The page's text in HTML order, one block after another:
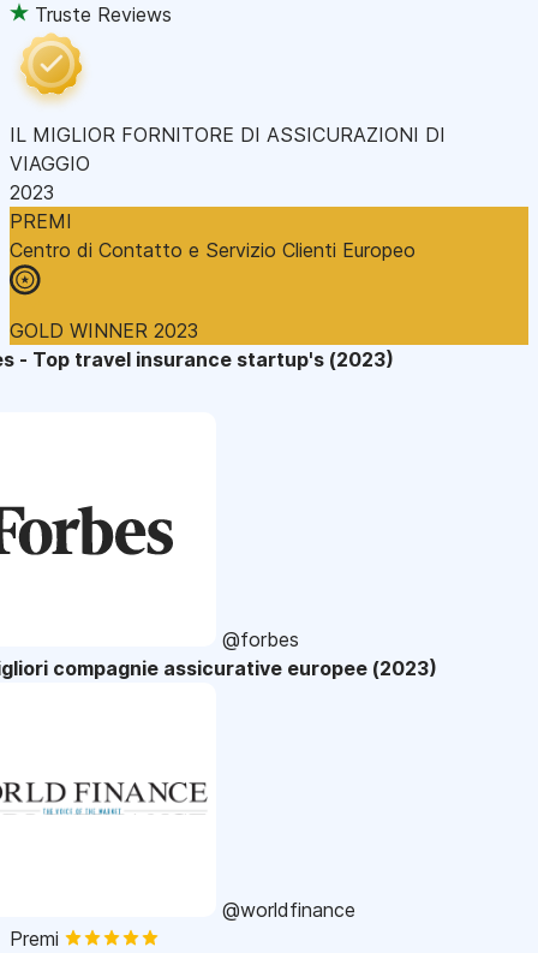
Truste Reviews
IL MIGLIOR FORNITORE DI ASSICURAZIONI DI
VIAGGIO
2023
PREMI
Centro di Contatto e Servizio Clienti Europeo
GOLD WINNER 2023
- Top travel insurance startup's (2023)
@forbes
compagnie assicurative europee (2023)
@worldfinance
Premi